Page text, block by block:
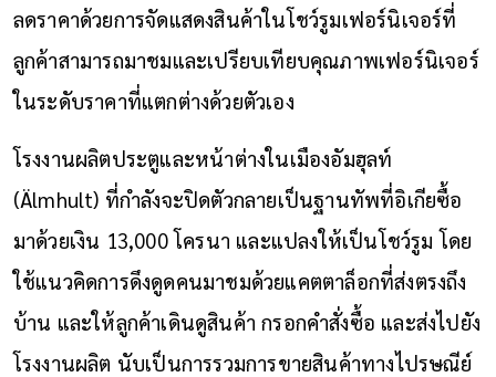
ลดราคาด้วยการจัดแสดงสินค้าในโชว์รูมเฟอร์นิเจอร์ที่
ลูกค้าสามารถมาชมและเปรียบเทียบคุณภาพเฟอร์นิเจอร์
ในระดับราคาที่แตกต่างด้วยตัวเอง
โรงงานผลิตประตูและหน้าต่างในเมืองอัมฮุลท์
(Älmhult) ที่กำลังจะปิดตัวกลายเป็นฐานทัพที่อิเกียซื้อ
มาด้วยเงิน 13,000 โครนา และแปลงให้เป็นโชว์รูม โดย
ใช้แนวคิดการดึงดูดคนมาชมด้วยแคตตาล็อกที่ส่งตรงถึง
บ้าน และให้ลูกค้าเดินดูสินค้า กรอกคำสั่งซื้อ และส่งไปยัง
โรงงานผลิต นับเป็นการรวมการขายสินค้าทางไปรษณีย์